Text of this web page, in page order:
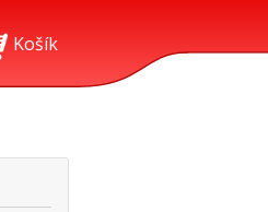
Košík